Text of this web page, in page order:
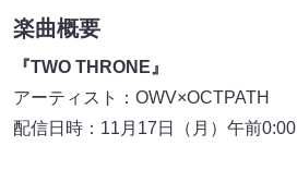
楽曲概要
『TWO THRONE』
アーティスト：OWV×OCTPATH
配信日時：11月17日（月）午前0:00